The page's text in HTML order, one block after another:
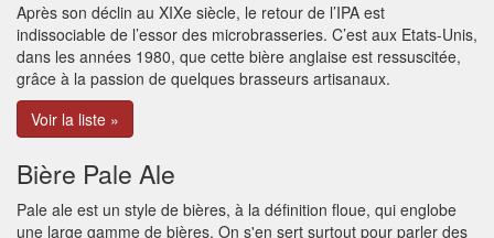
Après son déclin au XIXe siècle, le retour de l’IPA est
indissociable de l’essor des microbrasseries. C’est aux Etats-Unis,
dans les années 1980, que cette bière anglaise est ressuscitée,
grâce à la passion de quelques brasseurs artisanaux.
Voir la liste »
Bière Pale Ale
Pale ale est un style de bières, à la définition floue, qui englobe
une large gamme de bières. On s'en sert surtout pour parler des